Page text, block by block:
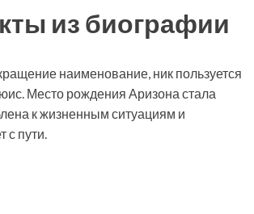
из биографии
наименование, ник пользуется
Место рождения Аризона стала
к жизненным ситуациям и
пути.